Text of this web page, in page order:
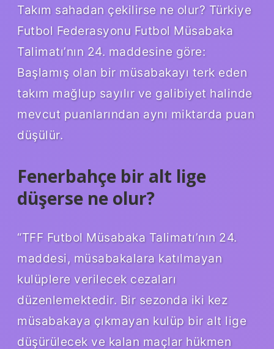
Takım sahadan çekilirse ne olur? Türkiye
Futbol Federasyonu Futbol Müsabaka
Talimatı’nın 24. maddesine göre:
Başlamış olan bir müsabakayı terk eden
takım mağlup sayılır ve galibiyet halinde
mevcut puanlarından aynı miktarda puan
düşülür.
Fenerbahçe bir alt lige
düşerse ne olur?
“TFF Futbol Müsabaka Talimatı’nın 24.
maddesi, müsabakalara katılmayan
kulüplere verilecek cezaları
düzenlemektedir. Bir sezonda iki kez
müsabakaya çıkmayan kulüp bir alt lige
düşürülecek ve kalan maçlar hükmen